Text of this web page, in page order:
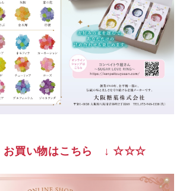
買い物はこちら ↓ ☆☆☆